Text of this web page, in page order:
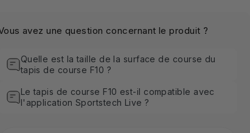
avez une question concernant le produit ?
Quelle est la taille de la surface de course du
tapis de course F10 ?
Le tapis de course F10 est-il compatible avec
l'application Sportstech Live ?